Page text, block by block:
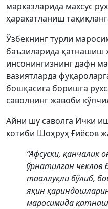
марказларида махсус
ҳаракатланиш
Ўзбекнинг турли
баъзиларида қатнашиш
инсонингизнинг дафн
вазиятларда
бошқасига боришга
саволнинг жавоби
Айни шу саволга Ички
котиби Шоҳруҳ Ғиёсов
“Афсуски, қанчалик
ўрнатилган чеклов
тааллуқли бўлиб,
яқин
маросимида